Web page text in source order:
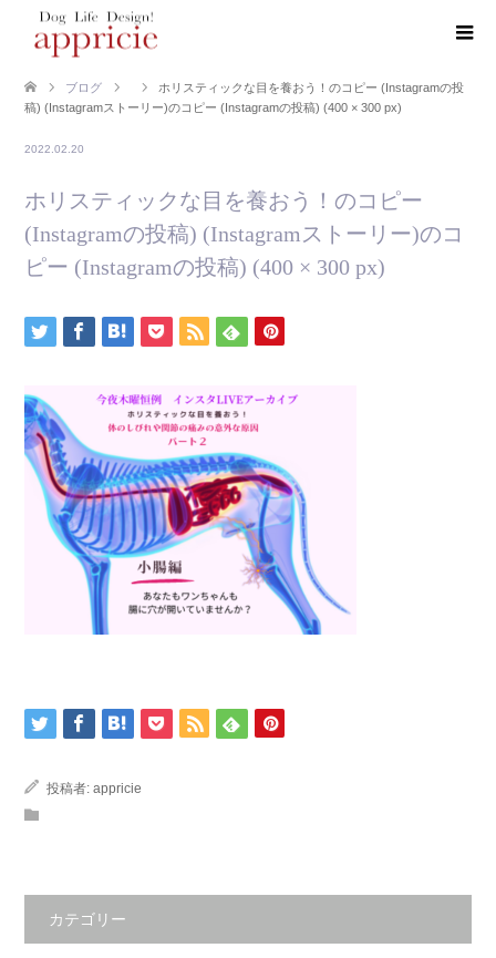
ブログ
ホリスティックな目を養おう！のコピー (Instagramの投
稿) (Instagramストーリー)のコピー (Instagramの投稿) (400 × 300 px)
2022.02.20
ホリスティックな目を養おう！のコピー
(Instagramの投稿) (Instagramストーリー)のコ
ピー (Instagramの投稿) (400 × 300 px)
投稿者: appricie
カテゴリー